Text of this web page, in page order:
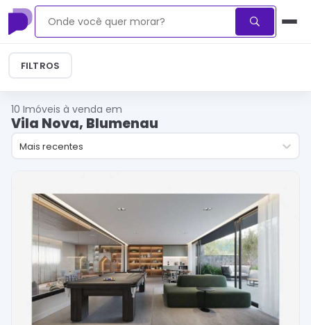
FILTROS
10 Imóveis à venda em
Vila Nova, Blumenau
Mais recentes